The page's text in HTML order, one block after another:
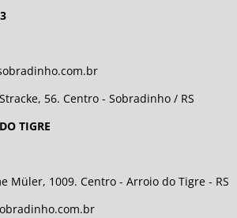
56. Centro - Sobradinho / RS
TIGRE
Müler, 1009. Centro - Arroio do Tigre - RS